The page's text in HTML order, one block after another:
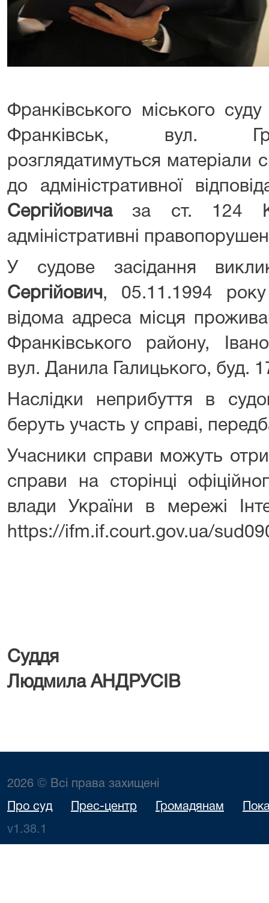
Франківського міського
Франківськ, вул.
розглядатимуться матеріали
до адміністративної
Сергійовичаза ст. 124
адміністративні
У судове засідання
Сергійович , 05.11.1994
відома адреса місця
Франківського району,
вул. Данила Галицького, буд.
Наслідки неприбуття в
беруть участь у справі,
Учасники справи можуть
справи на сторінці
влади України в мережі
https://ifm.if.court.gov.ua/
Людмила АНДРУСІВ
2026 © Всі права захищені
Про суд Прес-центр Громадянам
v1.38.1